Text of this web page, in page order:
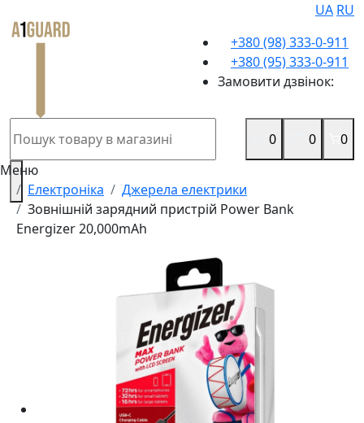
UA RU
+380 (98) 333-0-911
+380 (95) 333-0-911
Замовити дзвінок:
0 0
0
Меню
Електроніка
Джерела електрики
Зовнішній зарядний пристрій Power Bank
Energizer 20,000mAh